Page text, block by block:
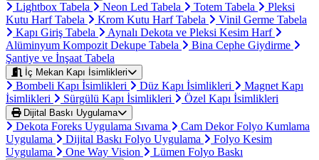
Lightbox Tabela Neon Led Tabela Totem Tabela
Pleksi
Kutu Harf Tabela
Krom Kutu Harf Tabela
Vinil Germe Tabela
Kapı Giriş Tabela
Aynalı Dekota ve Pleksi Kesim Harf
Alüminyum Kompozit Dekupe Tabela
Bina Cephe Giydirme
Şantiye ve İnşaat Tabela
İç Mekan Kapı İsimlikleri
Bombeli Kapı İsimlikleri Düz Kapı İsimlikleri
Magnet Kapı
İsimlikleri
Sürgülü Kapı İsimlikleri Özel Kapı İsimlikleri
Dijital Baskı Uygulama
Dekota Foreks Uygulama Sıvama
Cam Dekor Folyo Kumlama
Uygulama
Dijital Baskı Folyo Uygulama
Folyo Kesim
Uygulama
One Way Vision Lümen Folyo Baskı